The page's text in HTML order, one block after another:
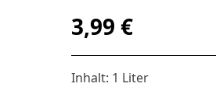
Regulärer Preis:
3,99 €
Inhalt: 1 Liter